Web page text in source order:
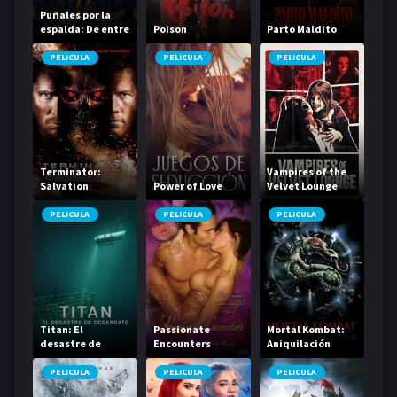
Puñales por la
espalda: De entre
los muertos
Poison Parto Maldito
PELICULA
Terminator:
Salvation
PELICULA
Power of Love
PELICULA
Vampires of the
Velvet Lounge
PELICULA
Titan: El
desastre de
OceanGate
PELICULA
Passionate
Encounters
PELICULA
Mortal Kombat:
Aniquilación
PELICULA PELICULA PELICULA